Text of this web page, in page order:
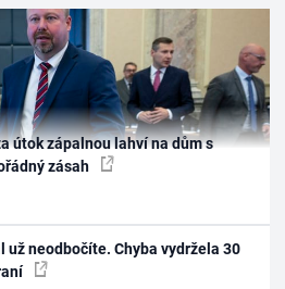
útok zápalnou lahví na dům s
zásah
už neodbočíte. Chyba vydržela 30